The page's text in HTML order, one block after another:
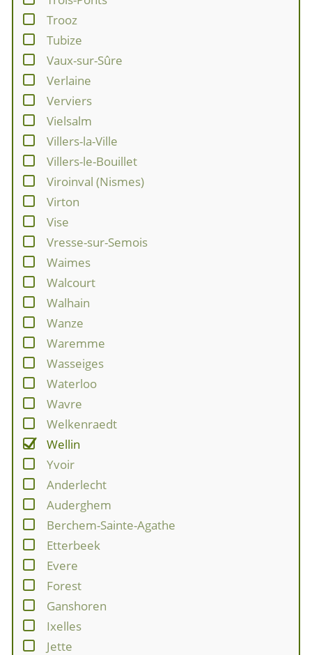
Trooz
Tubize
Vaux-sur-Sûre
Verlaine
Verviers
Vielsalm
Villers-la-Ville
Villers-le-Bouillet
Viroinval (Nismes)
Virton
Vise
Vresse-sur-Semois
Waimes
Walcourt
Walhain
Wanze
Waremme
Wasseiges
Waterloo
Wavre
Welkenraedt
Wellin
Yvoir
Anderlecht
Auderghem
Berchem-Sainte-Agathe
Etterbeek
Evere
Forest
Ganshoren
Ixelles
Jette